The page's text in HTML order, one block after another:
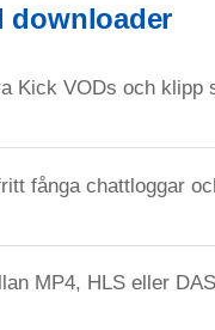
downloader
Kick VODs och klipp
fånga chattloggar
MP4, HLS eller